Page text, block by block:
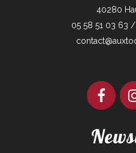
40280
05 58 51 03 63